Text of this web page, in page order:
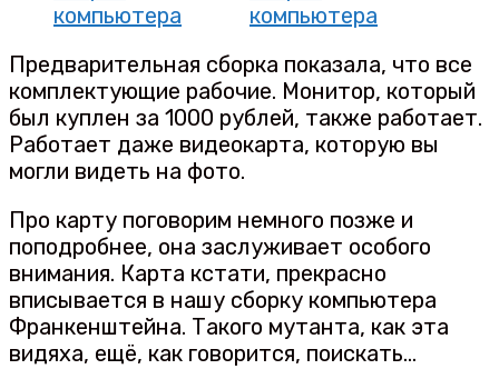
Предварительная сборка показала, что все
комплектующие рабочие. Монитор, который
был куплен за 1000 рублей, также работает.
Работает даже видеокарта, которую вы
могли видеть на фото.
Про карту поговорим немного позже и
поподробнее, она заслуживает особого
внимания. Карта кстати, прекрасно
вписывается в нашу сборку компьютера
Франкенштейна. Такого мутанта, как эта
видяха, ещё, как говорится, поискать…